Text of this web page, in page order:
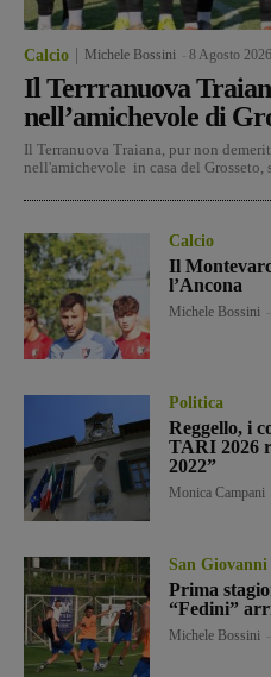
Calcio Michele Bossini 8 Agosto 2026
Il Terrranuova
nell’amichevole di
Il Terranuova Traiana, pur non
nell'amichevole in casa del Grosseto,
Calcio
Il
l’Ancona
Michele Bossini
Politica
Reggello, i
TARI 2026
2022”
Monica Campani
San
Prima
“Fedini”
Michele Bossini